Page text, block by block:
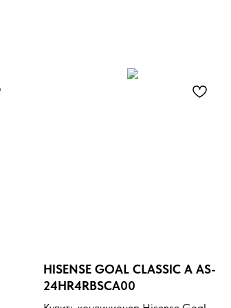
HISENSE GOAL CLASSIC A AS-
24HR4RBSCA00